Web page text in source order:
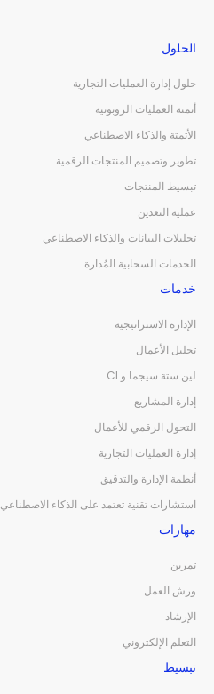
الحلول
حلول إدارة العمليات التجارية
أتمتة العمليات الروبوتية
الأتمتة والذكاء الاصطناعي
تطوير وتصميم المنتجات الرقمية
تبسيط المنتجات
عملية التعدين
تحليلات البيانات والذكاء الاصطناعي
الخدمات السحابية المُدارة
خدمات
الإدارة الاستراتيجية
تحليل الأعمال
لين ستة سيجما و CI
إدارة المشاريع
التحول الرقمي للأعمال
إدارة العمليات التجارية
أنظمة الإدارة والتدقيق
استشارات تقنية تعتمد على الذكاء الاصطناعي
مهارات
تمرين
ورش العمل
الإرشاد
التعلم الإلكتروني
تبسيط